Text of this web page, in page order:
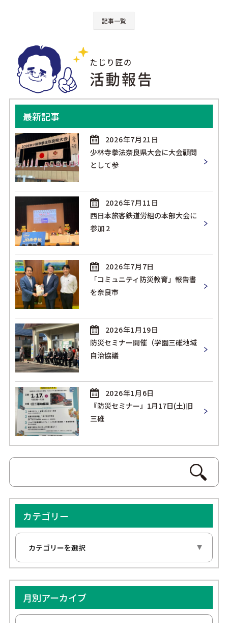
記事一覧
最新記事
2026年7月21日
少林寺拳法奈良県大会に大会顧問
として参
2026年7月11日
西日本旅客鉄道労組の本部大会に
参加 2
2026年7月7日
「コミュニティ防災教育」報告書
を奈良市
2026年1月19日
防災セミナー開催（学園三碓地域
自治協議
2026年1月6日
『防災セミナー』1月17日(土)旧
三碓
カテゴリー
月別アーカイブ